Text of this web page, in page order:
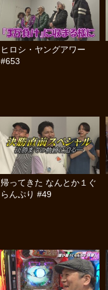
ヒロシ・ヤングアワー
#653
帰ってきた なんとか１ぐ
らんぷり #49